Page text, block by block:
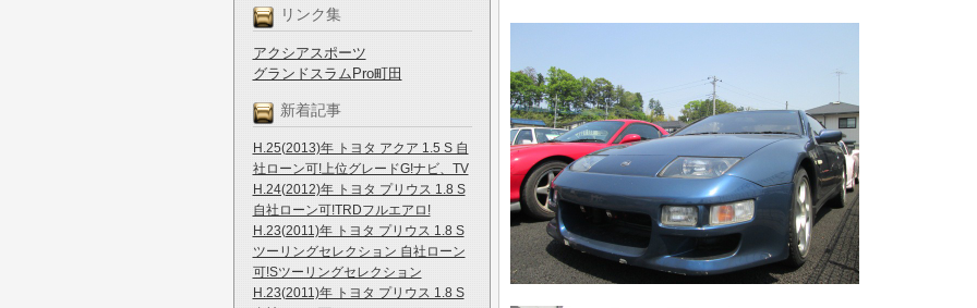
リンク集
アクシアスポーツ
グランドスラムPro町田
新着記事
H.25(2013)年 トヨタ アクア 1.5 S 自
社ローン可!上位グレードG!ナビ、TV
H.24(2012)年 トヨタ プリウス 1.8 S
自社ローン可!TRDフルエアロ!
H.23(2011)年 トヨタ プリウス 1.8 S
ツーリングセレクション 自社ローン
可!Sツーリングセレクション
H.23(2011)年 トヨタ プリウス 1.8 S